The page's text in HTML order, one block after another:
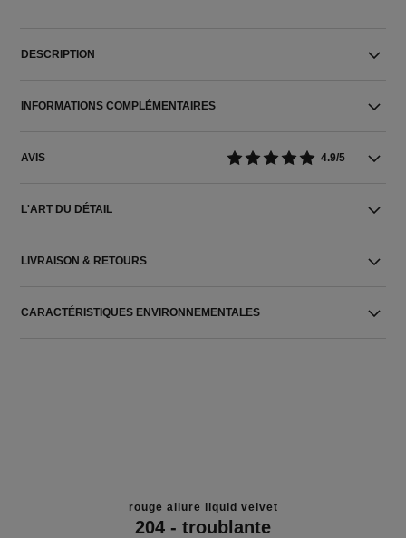
DESCRIPTION
INFORMATIONS COMPLÉMENTAIRES
AVIS 4.9/5
L'ART DU DÉTAIL
LIVRAISON & RETOURS
CARACTÉRISTIQUES ENVIRONNEMENTALES
rouge allure liquid velvet
204 - troublante